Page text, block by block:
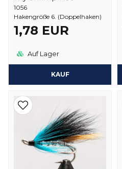
1056
Hakengröße 6. (Doppelhaken)
1,78 EUR
Auf Lager
KAUF